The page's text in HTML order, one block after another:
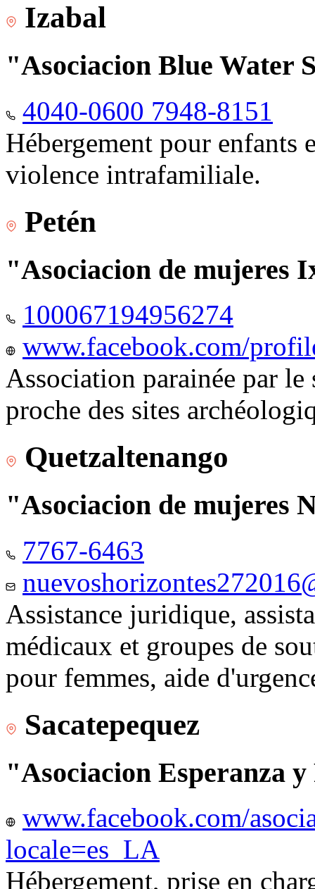
Izabal
"Asociacion Blue Water
4040-0600 7948-8151
Hébergement pour enfants
violence intrafamiliale.
Petén
"Asociacion de mujeres
100067194956274
www.facebook.com/
Association parainée par
proche des sites
Quetzaltenango
"Asociacion de mujeres
7767-6463
Assistance juridique,
médicaux et groupes de
pour femmes, aide
Sacatepequez
"Asociacion Esperanza
www.facebook.com/
locale=es_LA
Hébergement, prise en